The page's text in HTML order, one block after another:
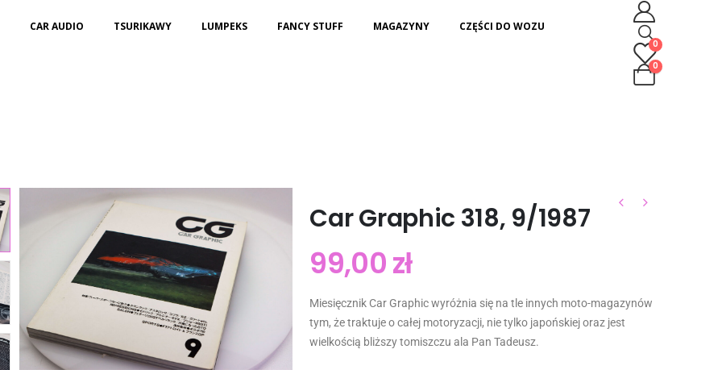
CAR AUDIO TSURIKAWY LUMPEKS FANCY STUFF MAGAZYNY CZĘŚCI DO WOZU
0
0
Car Graphic 318, 9/1987
99,00zł
Miesięcznik Car Graphic wyróżnia się na tle innych moto-magazynów
tym, że traktuje o całej motoryzacji, nie tylko japońskiej oraz jest
wielkością bliższy tomiszczu ala Pan Tadeusz.